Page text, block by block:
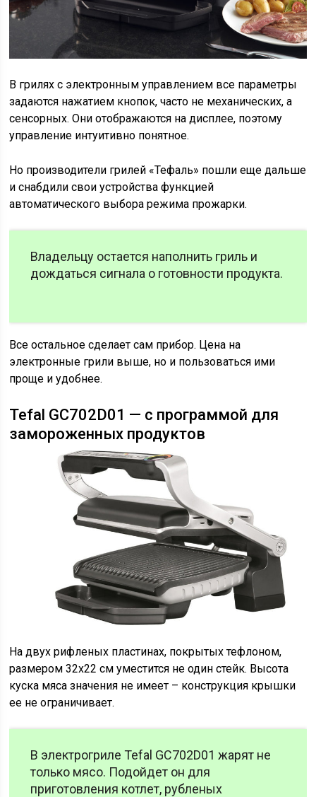
В грилях с электронным управлением все параметры
задаются нажатием кнопок, часто не механических, а
сенсорных. Они отображаются на дисплее, поэтому
управление интуитивно понятное.
Но производители грилей «Тефаль» пошли еще дальше
и снабдили свои устройства функцией
автоматического выбора режима прожарки.
Владельцу остается наполнить гриль и
дождаться сигнала о готовности продукта.
Все остальное сделает сам прибор. Цена на
электронные грили выше, но и пользоваться ими
проще и удобнее.
Tefal GC702D01 — с программой для
замороженных продуктов
На двух рифленых пластинах, покрытых тефлоном,
размером 32х22 см уместится не один стейк. Высота
куска мяса значения не имеет – конструкция крышки
ее не ограничивает.
В электрогриле Tefal GC702D01 жарят не
только мясо. Подойдет он для
приготовления котлет, рубленых